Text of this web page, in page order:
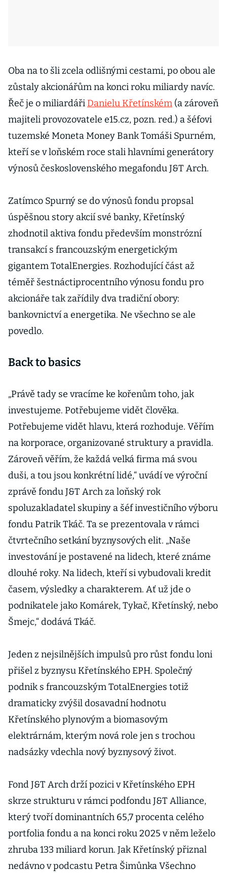
Oba na to šli zcela odlišnými cestami, po obou ale
zůstaly akcionářům na konci roku miliardy navíc.
Řeč je o miliardáři Danielu Křetínském (a zároveň
majiteli provozovatele e15.cz, pozn. red.) a šéfovi
tuzemské Moneta Money Bank Tomáši Spurném,
kteří se v loňském roce stali hlavními generátory
výnosů československého megafondu J&T Arch.
Zatímco Spurný se do výnosů fondu propsal
úspěšnou story akcií své banky, Křetínský
zhodnotil aktiva fondu především monstrózní
transakcí s francouzským energetickým
gigantem TotalEnergies. Rozhodující část až
téměř šestnáctiprocentního výnosu fondu pro
akcionáře tak zařídily dva tradiční obory:
bankovnictví a energetika. Ne všechno se ale
povedlo.
Back to basics
„Právě tady se vracíme ke kořenům toho, jak
investujeme. Potřebujeme vidět člověka.
Potřebujeme vidět hlavu, která rozhoduje. Věřím
na korporace, organizované struktury a pravidla.
Zároveň věřím, že každá velká firma má svou
duši, a tou jsou konkrétní lidé,“ uvádí ve výroční
zprávě fondu J&T Arch za loňský rok
spoluzakladatel skupiny a šéf investičního výboru
fondu Patrik Tkáč. Ta se prezentovala v rámci
čtvrtečního setkání byznysových elit. „Naše
investování je postavené na lidech, které známe
dlouhé roky. Na lidech, kteří si vybudovali kredit
časem, výsledky a charakterem. Ať už jde o
podnikatele jako Komárek, Tykač, Křetínský, nebo
Šmejc,“ dodává Tkáč.
Jeden z nejsilnějších impulsů pro růst fondu loni
přišel z byznysu Křetínského EPH. Společný
podnik s francouzským TotalEnergies totiž
dramaticky zvýšil dosavadní hodnotu
Křetínského plynovým a biomasovým
elektrárnám, kterým nová role jen s trochou
nadsázky vdechla nový byznysový život.
Fond J&T Arch drží pozici v Křetínského EPH
skrze strukturu v rámci podfondu J&T Alliance,
který tvoří dominantních 65,7 procenta celého
portfolia fondu a na konci roku 2025 v něm leželo
zhruba 133 miliard korun. Jak Křetínský přiznal
nedávno v podcastu Petra Šimůnka Všechno